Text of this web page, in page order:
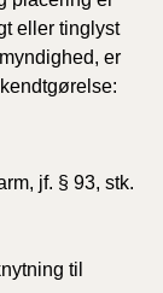
eller tinglyst
er
jf. § 93, stk.
til